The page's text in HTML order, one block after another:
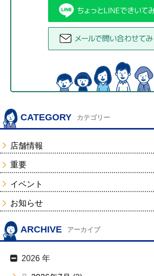
CATEGORY カテゴリー
店舗情報
重要
イベント
お知らせ
ARCHIVE アーカイブ
2026 年